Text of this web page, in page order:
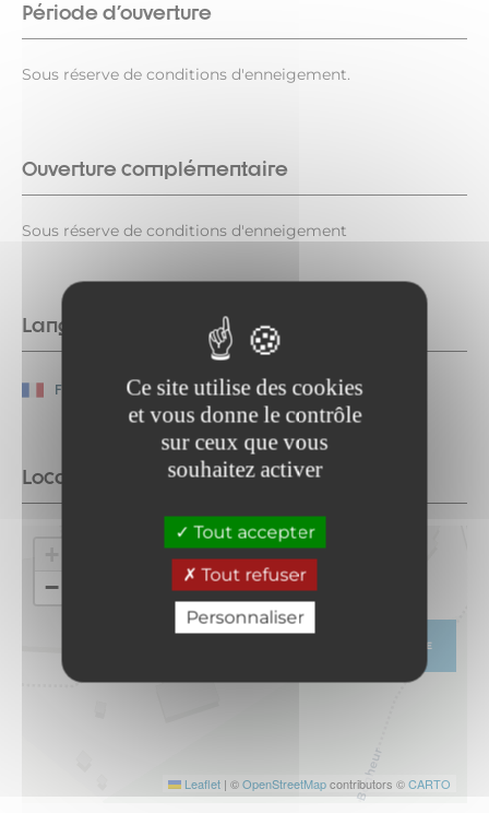
Ce site utilise des cookies
et vous donne le contrôle
sur ceux que vous
souhaitez activer
Tout accepter
Tout refuser
Personnaliser
Période d'ouverture
Sous réserve de conditions d'enneigement.
Ouverture complémentaire
Sous réserve de conditions d'enneigement
Langues parlées
Français
Localisation
−
Leaflet | ©OpenStreetMapcontributors ©CARTO
ITINÉRAIRE